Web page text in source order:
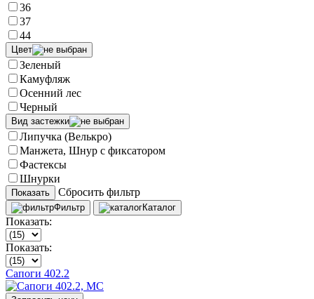
36
37
44
Цвет
Зеленый
Камуфляж
Осенний лес
Черный
Вид застежки
Липучка (Велькро)
Манжета, Шнур с фиксатором
Фастексы
Шнурки
Показать Сбросить фильтр
Фильтр Каталог
Показать:
Показать:
Сапоги 402.2